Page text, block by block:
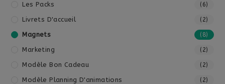
Les Packs (6)
Livrets D'accueil (2)
Magnets (8)
Marketing (2)
Modèle Bon Cadeau (2)
Modèle Planning D'animations (2)